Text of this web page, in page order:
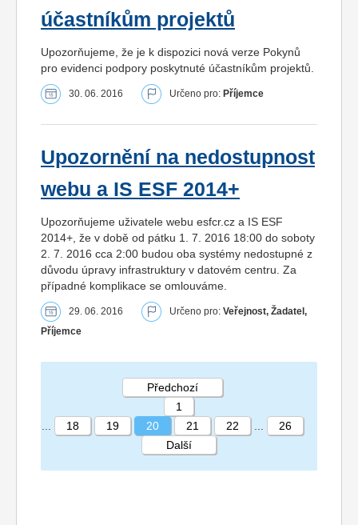
účastníkům projektů
Upozorňujeme, že je k dispozici nová verze Pokynů
pro evidenci podpory poskytnuté účastníkům projektů.
30. 06. 2016 Určeno pro: Příjemce
Upozornění na nedostupnost
webu a IS ESF 2014+
Upozorňujeme uživatele webu esfcr.cz a IS ESF
2014+, že v době od pátku 1. 7. 2016 18:00 do soboty
2. 7. 2016 cca 2:00 budou oba systémy nedostupné z
důvodu úpravy infrastruktury v datovém centru. Za
případné komplikace se omlouváme.
29. 06. 2016 Určeno pro: Veřejnost, Žadatel,
Příjemce
STRÁNKA 20 26
Předchozí
1
18 19 20 21 22
26
Další